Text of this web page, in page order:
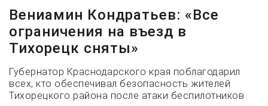
Вениамин Кондратьев: «Все
ограничения на въезд в
Тихорецк сняты»
Губернатор Краснодарского края поблагодарил
всех, кто обеспечивал безопасность жителей
Тихорецкого района после атаки беспилотников